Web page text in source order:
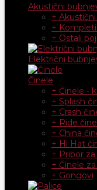
Akustični
+
+
+ Ostali
Električni
Činele
+ Činele -
+ Splash
+ Crash
+ Ride
+ China
+ Hi Hat
+ Pribor
+ Činele
+ Gongovi